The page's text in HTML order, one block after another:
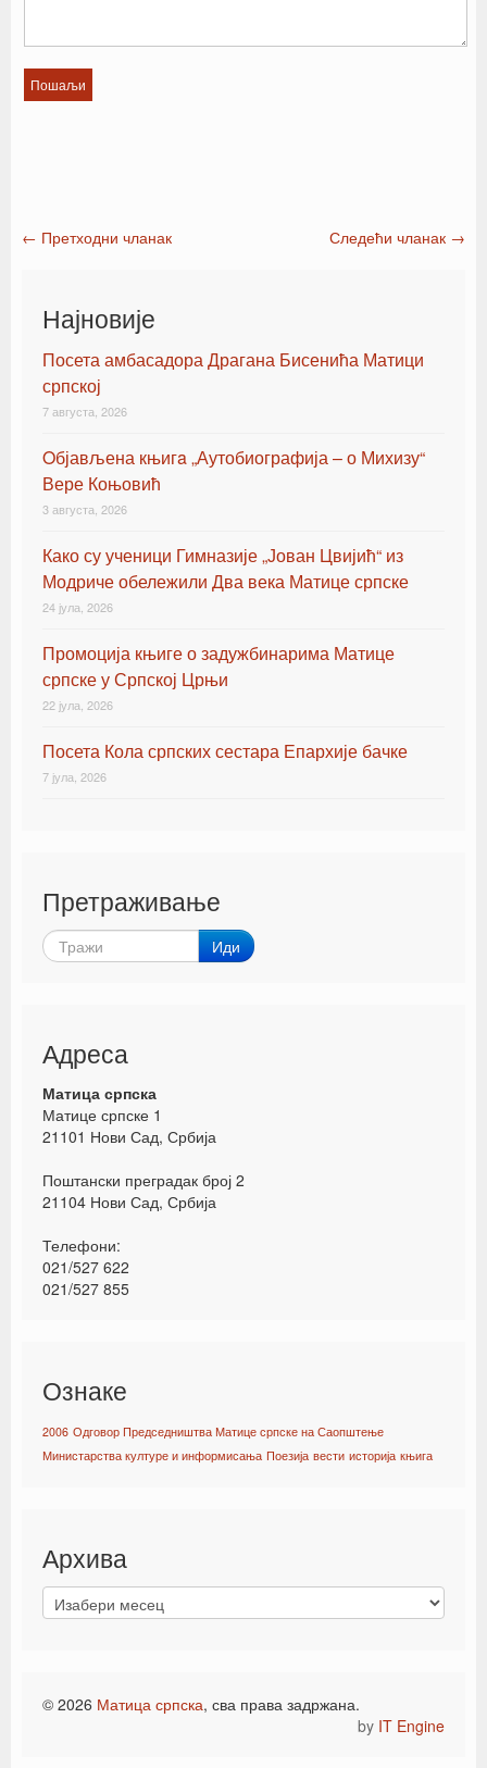
Post navigation
Следећи чланак →
← Претходни чланак
Најновије
Посета амбасадора Драгана Бисенића Матици
српској
7 августа, 2026
Oбјављена књигa „Аутобиографија – о Михизу“
Вере Коњовић
3 августа, 2026
Како су ученици Гимназије „Јован Цвијић“ из
Модриче обележили Два века Матице српске
24 јула, 2026
Промоција књиге о задужбинарима Матице
српске у Српској Црњи
22 јула, 2026
Посета Кола српских сестара Епархије бачке
7 јула, 2026
Претраживање
Иди
Адреса
Матица српска
Матице српске 1
21101 Нови Сад, Србија
Поштански преградак број 2
21104 Нови Сад, Србија
Телефони:
021/527 622
021/527 855
Ознаке
2006 Одговор Председништва Матице српске на Саопштење
Министарства културе и информисања Поезија вести историја књига
Архива
© 2026 Матица српска, сва права задржана.
by IT Engine